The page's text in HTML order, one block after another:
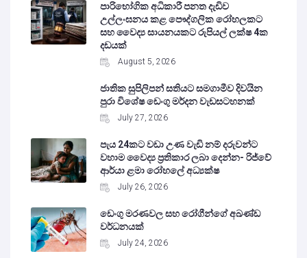
පාරිභෝගික අධිකාරී පනත දැඩිව
උල්ලංඝනය කළ පෞද්ගලික රෝහලකට
සහ වෛද්‍ය සායනයකට රුපියල් ලක්ෂ 4ක
දඩයක්
August 5, 2026
ජාතික සුපිලිපන් සතියට සමගාමීව දිවයින
පුරා විශේෂ ඩෙංගු මර්දන වැඩසටහනක්
July 27, 2026
පැය 24කට වඩා උණ වැඩි නම් දරුවන්ට
වහාම වෛද්‍ය ප්‍රතිකාර ලබා දෙන්න- රිජ්වේ
ආර්යා ළමා රෝහලේ අධ්‍යක්ෂ
July 26, 2026
ඩෙංගු මරණවල සහ රෝගීන්ගේ අඛණ්ඩ
වර්ධනයක්
July 24, 2026